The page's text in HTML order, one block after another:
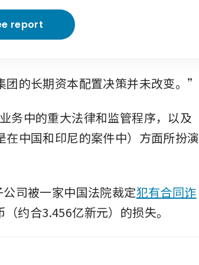
report
的长期资本配置决策并未改变。”
务中的重大法律和监管程序，以及
中国和印尼的案件中）方面所扮演
司被一家中国法院裁定犯有合同诈
约合3.456亿新元）的损失。